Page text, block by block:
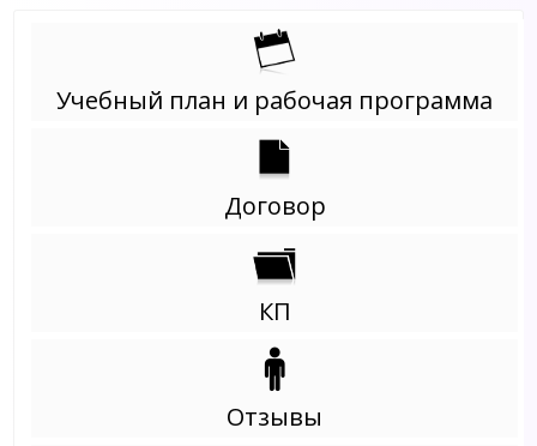
Учебный план и рабочая программа
Договор
КП
Отзывы